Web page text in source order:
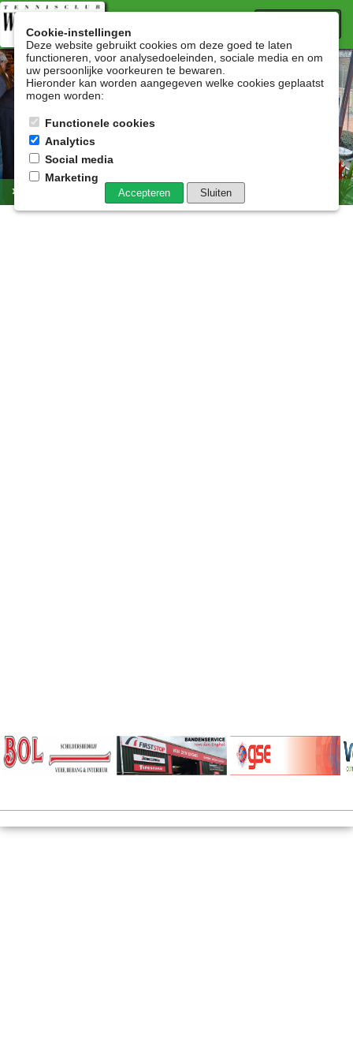
» Nieuws
Cookie-instellingen
Deze website gebruikt cookies om deze goed te laten
functioneren, voor analysedoeleinden, sociale media en om
uw persoonlijke voorkeuren te bewaren.
Hieronder kan worden aangegeven welke cookies geplaatst
mogen worden:
Functionele cookies
Analytics
Social media
Marketing
Accepteren Sluiten